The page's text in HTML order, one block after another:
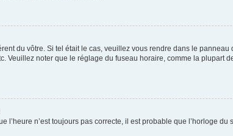
du vôtre. Si tel était le cas, veuillez vous rendre dans le
Veuillez noter que le réglage du fuseau horaire, comme la plupart
l’heure n’est toujours pas correcte, il est probable que l’horloge